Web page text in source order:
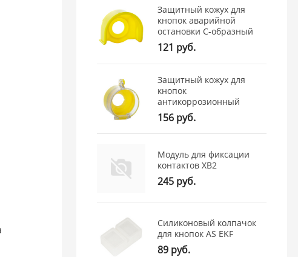
Защитный кожух для
кнопок аварийной
остановки С-образный
121 руб.
Защитный кожух для
кнопок
антикоррозионный
156 руб.
Модуль для фиксации
контактов XB2
245 руб.
Силиконовый колпачок
для кнопок AS EKF
89 руб.